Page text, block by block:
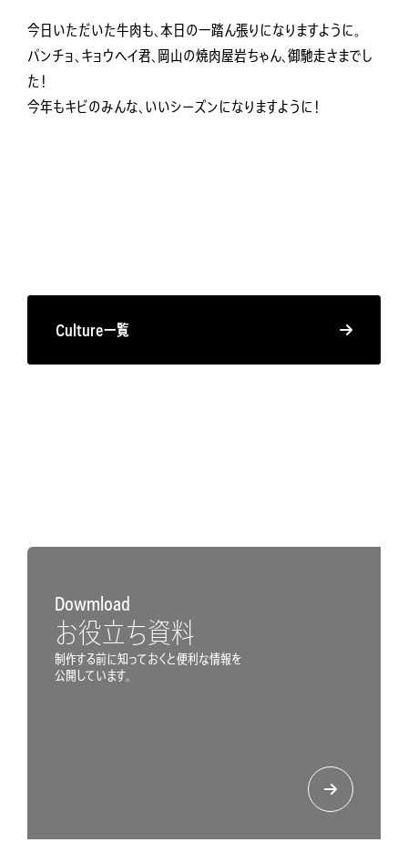
今日いただいた牛肉も、本日の一踏ん張りになりますように。
パンチョ、キョウヘイ君、岡山の焼肉屋岩ちゃん、御馳走さまでし
た！
今年もキビのみんな、いいシーズンになりますように！
Culture一覧
Dowmload
お役立ち資料
制作する前に知っておくと便利な情報を
公開しています。